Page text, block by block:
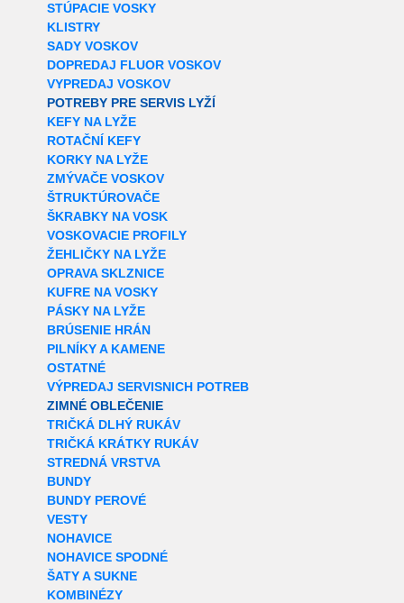
STÚPACIE VOSKY
KLISTRY
SADY VOSKOV
DOPREDAJ FLUOR VOSKOV
VYPREDAJ VOSKOV
POTREBY PRE SERVIS LYŽÍ
KEFY NA LYŽE
ROTAČNÍ KEFY
KORKY NA LYŽE
ZMÝVAČE VOSKOV
ŠTRUKTÚROVAČE
ŠKRABKY NA VOSK
VOSKOVACIE PROFILY
ŽEHLIČKY NA LYŽE
OPRAVA SKLZNICE
KUFRE NA VOSKY
PÁSKY NA LYŽE
BRÚSENIE HRÁN
PILNÍKY A KAMENE
OSTATNÉ
VÝPREDAJ SERVISNICH POTREB
ZIMNÉ OBLEČENIE
TRIČKÁ DLHÝ RUKÁV
TRIČKÁ KRÁTKY RUKÁV
STREDNÁ VRSTVA
BUNDY
BUNDY PEROVÉ
VESTY
NOHAVICE
NOHAVICE SPODNÉ
ŠATY A SUKNE
KOMBINÉZY